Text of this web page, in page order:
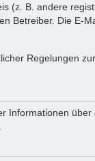
(z. B. andere
Betreiber. Die E-
Regelungen zur
Informationen über